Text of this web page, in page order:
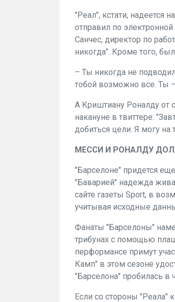
"Реал", кстати, надеется
отправил по
Санчес, директор по
никогда". Кроме того,
– Ты никогда не
тобой возможно все. Ты
А Криштиану Роналду от
накануне в твиттере:
добиться цели. Я могу на
МЕССИ И РОНАЛДУ
"Барселоне" придется
"Баварией" надежда
сайте газеты Sport, в
учитывая исходные
Фанаты "Барселоны"
трибунах с помощью
перформансе примут
Камп" в этом сезоне
"Барселона" пробилась в
Если со стороны "Реала"